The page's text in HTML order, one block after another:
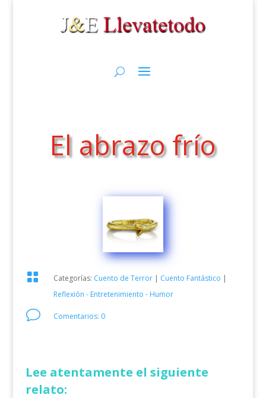
El abrazo frío
 Categorías: Cuento de Terror| Cuento Fantástico |
Reflexión - Entretenimiento - Humor
v Comentarios: 0
Lee atentamente el siguiente
relato: